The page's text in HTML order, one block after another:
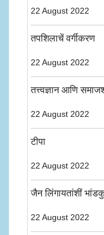
22 August 2022
तपशिलाचें वर्गीकरण
22 August 2022
तत्त्वज्ञान आणि
22 August 2022
टीपा
22 August 2022
जैन लिंगायतांशीं
22 August 2022